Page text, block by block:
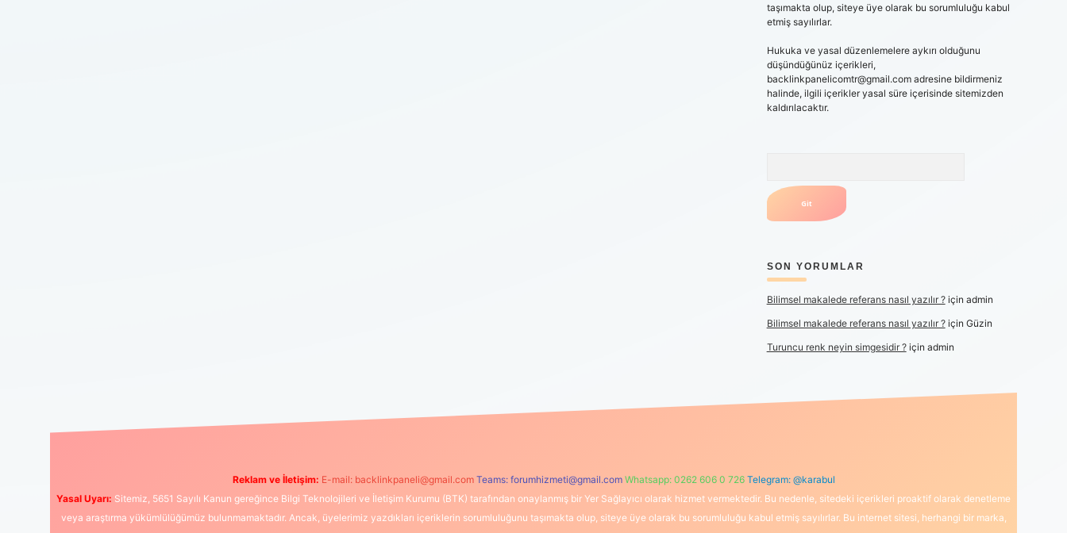
taşımakta olup, siteye üye olarak bu sorumluluğu kabul
etmiş sayılırlar.
Hukuka ve yasal düzenlemelere aykırı olduğunu
düşündüğünüz içerikleri,
backlinkpanelicomtr@gmail.comadresine bildirmeniz
halinde, ilgili içerikler yasal süre içerisinde sitemizden
kaldırılacaktır.
SON YORUMLAR
Bilimsel makalede referans nasıl yazılır ?için admin
Bilimsel makalede referans nasıl yazılır ?için Güzin
Turuncu renk neyin simgesidir ?için admin
Reklam ve İletişim: E-mail: backlinkpaneli@gmail.com Teams: forumhizmeti@gmail.com Whatsapp: 0262 606 0 726 Telegram: @karabul
Yasal Uyarı: Sitemiz, 5651 Sayılı Kanun gereğince Bilgi Teknolojileri ve İletişim Kurumu (BTK) tarafından onaylanmış bir Yer Sağlayıcı olarak hizmet vermektedir. Bu nedenle, sitedeki içerikleri proaktif olarak denetleme
veya araştırma yükümlülüğümüz bulunmamaktadır. Ancak, üyelerimiz yazdıkları içeriklerin sorumluluğunu taşımakta olup, siteye üye olarak bu sorumluluğu kabul etmiş sayılırlar. Bu internet sitesi, herhangi bir marka,